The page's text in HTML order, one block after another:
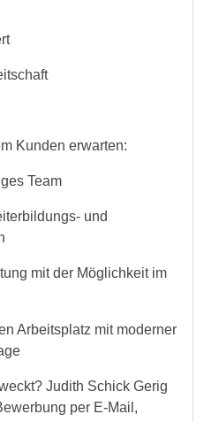
Kunden erwarten:
Team
und
mit der Möglichkeit im
Arbeitsplatz mit moderner
Judith Schick Gerig
per E-Mail,